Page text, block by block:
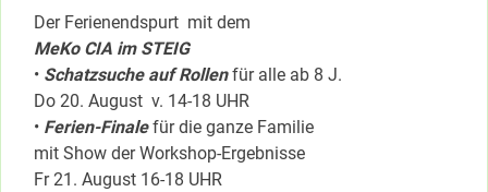
Der Ferienendspurt mit dem
MeKo CIA im STEIG
• Schatzsuche auf Rollenfür alle ab 8 J.
Do 20. August v. 14-18 UHR
• Ferien-Finalefür die ganze Familie
mit Show der Workshop-Ergebnisse
Fr 21. August 16-18 UHR